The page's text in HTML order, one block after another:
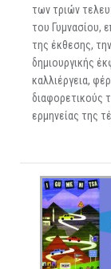
των τριών
του Γυμνασίου,
της έκθεσης,
δημιουργικής
καλλιέργεια,
διαφορετικούς
ερμηνείας της